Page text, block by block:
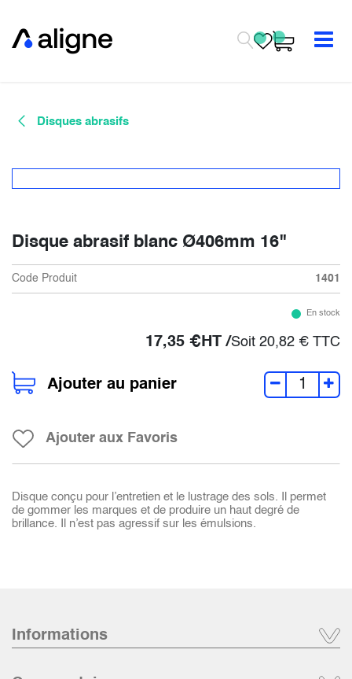
Disques abrasifs
Disque abrasif blanc Ø406mm 16"
Code Produit 1401
En stock
17,35 €HT /Soit 20,82 € TTC
Ajouter au panier
Ajouter aux Favoris
Disque conçu pour l’entretien et le lustrage des sols. Il permet
de gommer les marques et de produire un haut degré de
brillance. Il n’est pas agressif sur les émulsions.
Informations